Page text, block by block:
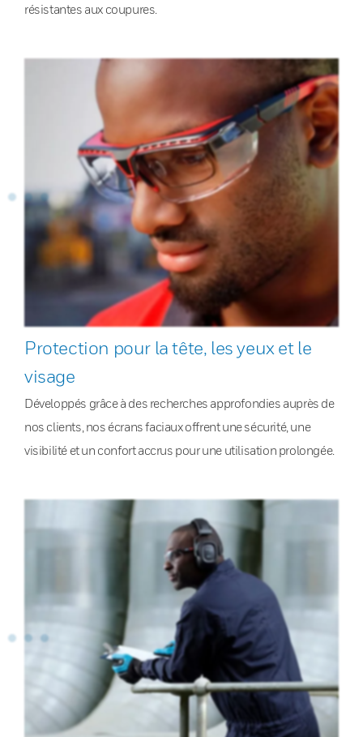
résistantes aux coupures.
Protection pour la tête, les yeux et le
visage
Développés grâce à des recherches approfondies auprès de
nos clients, nos écrans faciaux offrent une sécurité, une
visibilité et un confort accrus pour une utilisation prolongée.